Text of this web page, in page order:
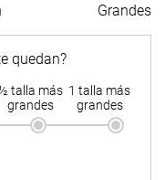
Grandes
quedan?
talla más
grandes
1 talla más
grandes